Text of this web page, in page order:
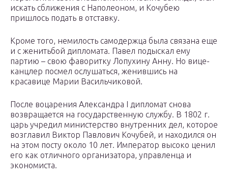
искать сближения с Наполеоном, и Кочубею
пришлось подать в отставку.
Кроме того, немилость самодержца была связана еще
и с женитьбой дипломата. Павел подыскал ему
партию – свою фаворитку Лопухину Анну. Но вице-
канцлер посмел ослушаться, женившись на
красавице Марии Васильчиковой.
После воцарения Александра I дипломат снова
возвращается на государственную службу. В 1802 г.
царь учредил министерство внутренних дел, которое
возглавил Виктор Павлович Кочубей, и находился он
на этом посту около 10 лет. Император высоко ценил
его как отличного организатора, управленца и
экономиста.